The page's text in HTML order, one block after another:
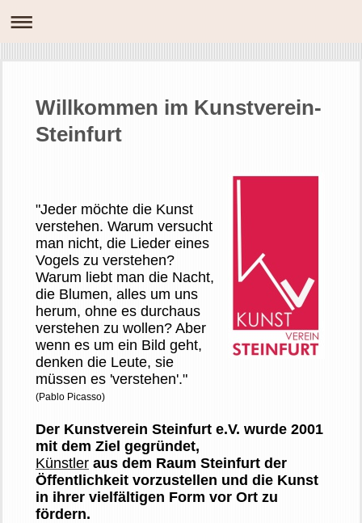
Willkommen im Kunstverein-
Steinfurt
"Jeder möchte die Kunst
verstehen. Warum versucht
man nicht, die Lieder eines
Vogels zu verstehen?
Warum liebt man die Nacht,
die Blumen, alles um uns
herum, ohne es durchaus
verstehen zu wollen? Aber
wenn es um ein Bild geht,
denken die Leute, sie
müssen es 'verstehen'."
(Pablo Picasso)
Der Kunstverein Steinfurt e.V. wurde 2001
mit dem Ziel gegründet,
Künstler aus dem Raum Steinfurt der
Öffentlichkeit vorzustellen und die Kunst
in ihrer vielfältigen Form vor Ort zu
fördern.